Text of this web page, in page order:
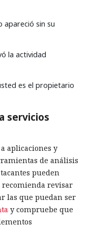
apareció sin su
la actividad
es el propietario
servicios
aplicaciones y
de análisis
pueden
recomienda revisar
las que puedan ser
y compruebe que